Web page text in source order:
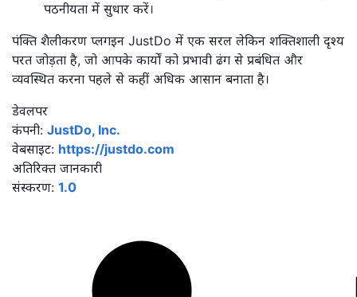
पठनीयता में सुधार करें।
पंक्ति शैलीकरण प्लगइन JustDo में एक सरल लेकिन शक्तिशाली दृश्य
परत जोड़ता है, जो आपके कार्यों को प्रभावी ढंग से प्रबंधित और
व्यवस्थित करना पहले से कहीं अधिक आसान बनाता है।
डेवलपर
कंपनी: JustDo, Inc.
वेबसाइट: https://justdo.com
अतिरिक्त जानकारी
संस्करण: 1.0